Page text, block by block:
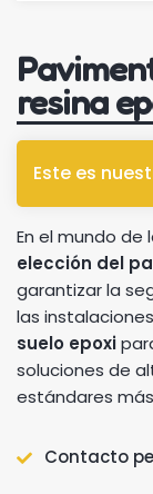
resina
Este es
En el mundo de
elección del
garantizar la
las
suelo epoxi
soluciones de
estándares
Contacto